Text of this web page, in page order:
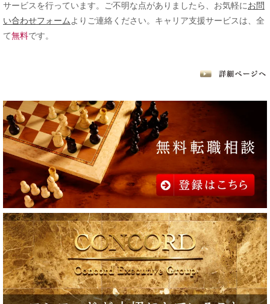
サービスを行っています。ご不明な点がありましたら、お気軽にお問
い合わせフォーム よりご連絡ください。キャリア支援サービスは、全
て無料です。